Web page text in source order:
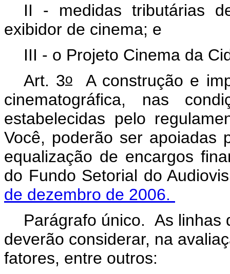
II - medidas tributárias
exibidor de cinema; e
III - o Projeto Cinema da
Art. 3oA construção e
cinematográfica, nas
estabelecidas pelo
Você, poderão ser apoiadas
equalização de encargos
do Fundo Setorial do
de dezembro de 2006.
Parágrafo único. As linhas
deverão considerar, na
fatores, entre outros: